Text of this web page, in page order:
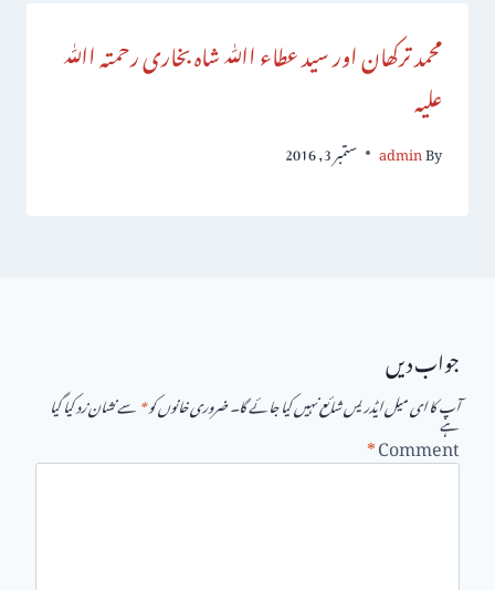
محمد ترکھان اور سید عطاء اﷲ شاہ بخاری رحمتہ اﷲ
علیہ
By
admin ستمبر 3, 2016
جواب دیں
آپ کا ای میل ایڈریس شائع نہیں کیا جائے گا۔ضروری خانوں کو*سے نشان زد کیا گیا ہے
Comment
*